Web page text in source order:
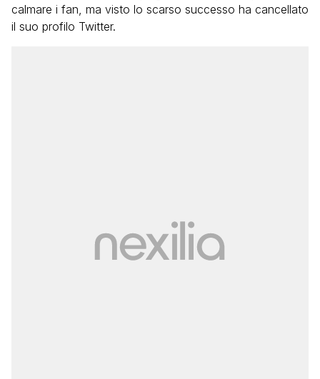
calmare i fan, ma visto lo scarso successo ha cancellato
il suo profilo Twitter.